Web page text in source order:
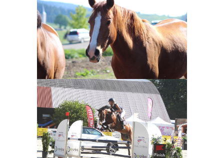
Louise PICOT
6 ans et plus Poney d'Origine
Etrangère Vendu